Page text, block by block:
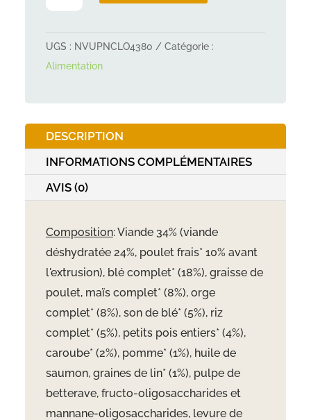
chien
Classic
UGS : NVUPNCLO4380
Catégorie :
Alimentation
DESCRIPTION
INFORMATIONS COMPLÉMENTAIRES
AVIS (0)
Composition: Viande 34% (viande
déshydratée 24%, poulet frais* 10% avant
l'extrusion), blé complet* (18%), graisse de
poulet, maïs complet* (8%), orge
complet* (8%), son de blé* (5%), riz
complet* (5%), petits pois entiers* (4%),
caroube* (2%), pomme* (1%), huile de
saumon, graines de lin* (1%), pulpe de
betterave, fructo-oligosaccharides et
mannane-oligosaccharides, levure de